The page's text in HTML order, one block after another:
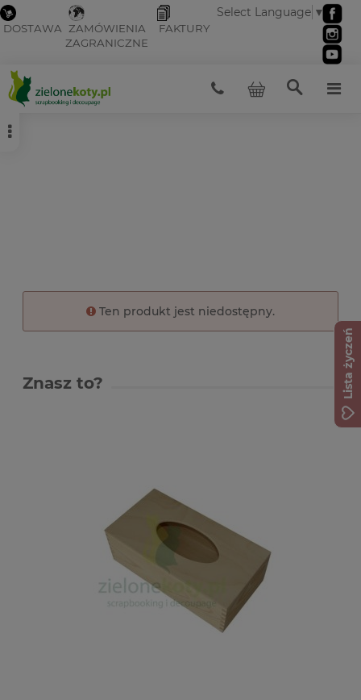
DOSTAWA ZAMÓWIENIA
ZAGRANICZNE
FAKTURY
Select Language ▼
Ten produkt jest niedostępny.
Znasz to? Lista życzeń